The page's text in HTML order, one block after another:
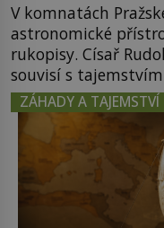
V komnatách
astronomické
rukopisy. Císař
souvisí s
poznání. Jenže po
začínají rozpadat a
odnesl
zapomenuté
ZÁHADY A TAJEMSTVÍ